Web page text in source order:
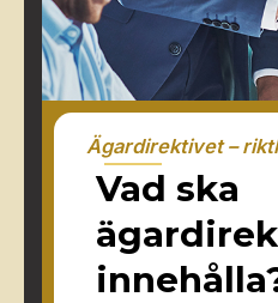
Ägardirektivet –
Vad ska